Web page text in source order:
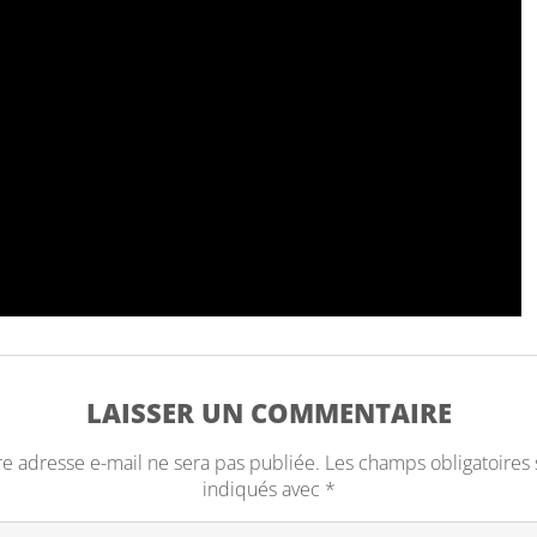
LAISSER UN COMMENTAIRE
adresse e-mail ne sera pas publiée. Les champs obligatoires
indiqués avec *